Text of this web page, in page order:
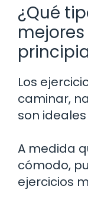
¿Qué
Los
caminar,
son
A medida
cómodo,
ejercicios